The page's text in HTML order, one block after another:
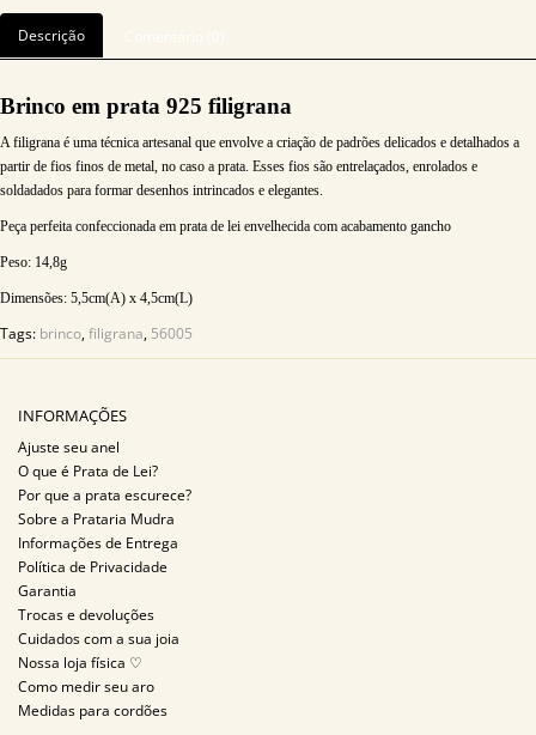
Descrição
Brinco em prata 925 filigrana
A filigrana é uma técnica artesanal que envolve a criação de padrões delicados e detalhados a
partir de fios finos de metal, no caso a prata. Esses fios são entrelaçados, enrolados e
soldadados para formar desenhos intrincados e elegantes.
Peça perfeita confeccionada em prata de lei envelhecida com acabamento gancho
Peso: 14,8g
Dimensões: 5,5cm(A) x 4,5cm(L)
Tags: brinco,filigrana, 56005
INFORMAÇÕES
Ajuste seu anel
O que é Prata de Lei?
Por que a prata escurece?
Sobre a Prataria Mudra
Informações de Entrega
Política de Privacidade
Garantia
Trocas e devoluções
Cuidados com a sua joia
Nossa loja física ♡
Como medir seu aro
Medidas para cordões